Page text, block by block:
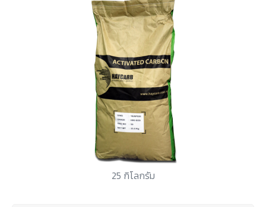
25 กิโลกรัม